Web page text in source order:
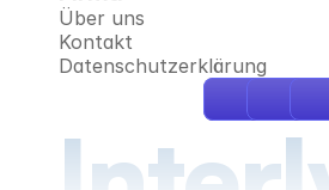
Über uns
Kontakt
Datenschutzerklärung